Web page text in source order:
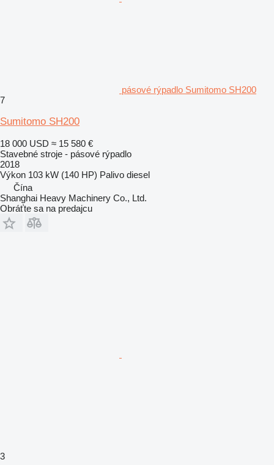
pásové rýpadlo Sumitomo SH200
7
Sumitomo SH200
18 000 USD ≈ 15 580 €
Stavebné stroje - pásové rýpadlo
2018
Výkon 103 kW (140 HP) Palivo diesel
Čína
Shanghai Heavy Machinery Co., Ltd.
Obráťte sa na predajcu
3